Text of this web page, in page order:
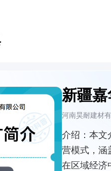
新疆
河南昊耐建材
介绍： 本文
营模式，涵
在区域经济